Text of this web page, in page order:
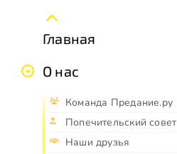
Главная
О нас
Команда Предание.ру
Попечительский совет
Наши друзья